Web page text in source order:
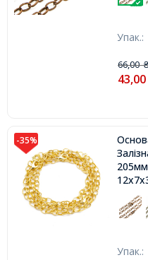
Упак.:
66,00₴
43,00
-35%
Упак.: